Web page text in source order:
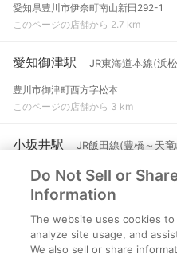
愛知県豊川市伊奈町南山新田292-1
このページの店舗から 2.7 km
愛知御津駅 JR東海道本線(浜
豊川市御津町西方字松本
このページの店舗から 3 km
小坂井駅 JR飯田線(豊橋～天
愛知県豊川市小坂井町倉屋敷72
このページの店舗から 3.1 km
小田渕駅 名鉄名古屋本線
豊川市小田渕町大字卯足
Do Not Sell or
Information
The website uses cookies
analyze site usage, and
We also sell or share